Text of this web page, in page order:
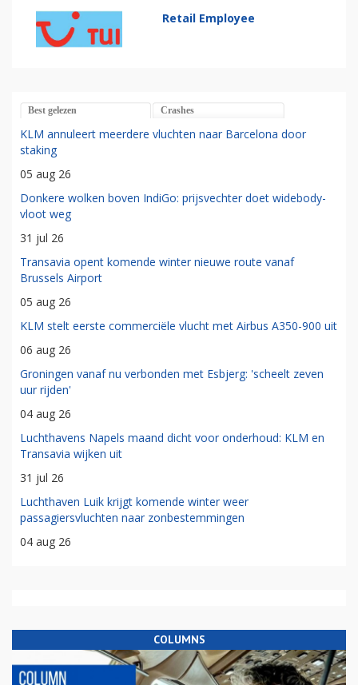
Retail Employee
Best gelezen Crashes
KLM annuleert meerdere vluchten naar Barcelona door
staking
05 aug 26
Donkere wolken boven IndiGo: prijsvechter doet widebody-
vloot weg
31 jul 26
Transavia opent komende winter nieuwe route vanaf
Brussels Airport
05 aug 26
KLM stelt eerste commerciële vlucht met Airbus A350-900 uit
06 aug 26
Groningen vanaf nu verbonden met Esbjerg: 'scheelt zeven
uur rijden'
04 aug 26
Luchthavens Napels maand dicht voor onderhoud: KLM en
Transavia wijken uit
31 jul 26
Luchthaven Luik krijgt komende winter weer
passagiersvluchten naar zonbestemmingen
04 aug 26
COLUMNS